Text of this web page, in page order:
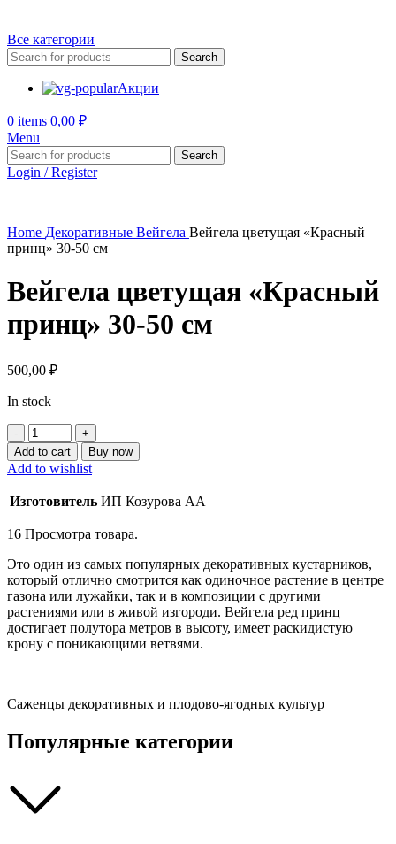
Все категории
Search
Акции
0 items 0,00 ₽
Menu
Search
Login / Register
Home Декоративные Вейгела Вейгела цветущая «Красный
принц» 30-50 см
Вейгела цветущая «Красный
принц» 30-50 см
500,00 ₽
In stock
Вейгела
цветущая
"Красный
принц"
50
см
quantity
Add to cart Buy now
Add to wishlist
Изготовитель ИП Козурова АА
16 Просмотра товара.
Это один из самых популярных декоративных кустарников,
который отлично смотрится как одиночное растение в центре
газона или лужайки, так и в композиции с другими
растениями или в живой изгороди. Вейгела ред принц
достигает полутора метров в высоту, имеет раскидистую
крону с поникающими ветвями.
Саженцы декоративных и плодово-ягодных культур
Популярные категории